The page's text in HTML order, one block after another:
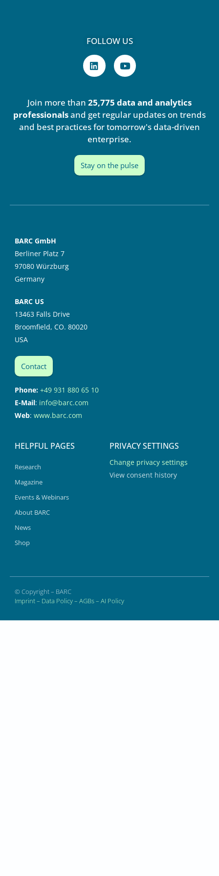
FOLLOW US
L
i
n
d
i
n
Y
o
u
b
e
Join more than 25,775 data and analytics
professionalsand get regular updates on trends
and best practices for tomorrow's data-driven
enterprise.
Stay on the pulse
BARC GmbH
Berliner Platz 7
97080 Würzburg
Germany
BARC US
13463 Falls Drive
Broomfield, CO. 80020
USA
Contact
Phone: +49 931 880 65 10
E-Mail: info@barc.com
Web: www.barc.com
HELPFUL PAGES
Research
Magazine
Events & Webinars
About BARC
News
Shop
PRIVACY SETTINGS
Change privacy settings
View consent history
© Copyright – BARC
Imprint– Data Policy– AGBs– AI Policy